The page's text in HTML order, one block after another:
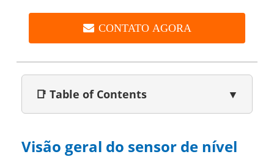
CONTATO AGORA
📑 Table of Contents ▼
Visão geral do sensor de nível